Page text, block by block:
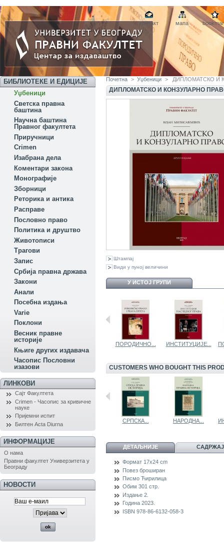
контакт мапа
БИБЛИОТЕКЕ И ЕДИЦИЈЕ
Уџбеници
Светска правна
баштина
Научна баштина
Правног факултета
Приручници
Crimen
Изабрана дела
Коментари закона
Монографије
Зборници
Реторика и антика
Расправе
Пословно право
Политика и друштво
Животописи
Трагови
Запис
Србија правна држава
Закони
Aнали
Посебна издања
Variе
Поклони
Весник правне
историје
Књиге других издавача
Часопис Пословни
изазови
ЛИНКОВИ
Сајт Факултета
Crimen - Часопис за кривичне
науке
Пријемни испит
Билтен Acta Diurna
ИНФОРМАЦИЈЕ
О нама
Правни факултет Универзитета у
Београду
НОВОСТИ
Почетна > Уџбеници > ДИПЛОМАТСКО И
ДИПЛОМАТСКО И КОНЗУЛАРНО
Штампај
Види у пуној величини
У ИСТОЈ ГРУПИ
ЕКОНОМИЈА ЗА... ПОРОДИЧНО... ИНСТИТУЦИЈЕ...
CUSTOMERS WHO BOUGHT THIS
СТУДИЈЕ РОДА СРПСКА... НАРОДНА...
ДЕТАЉНИЈЕ САДРЖАЈ
Формат 17x24 cm
Повез броширан
Писмо Ћирилица
Обим 301 стр.
Издање 2.
Година 2023.
ISBN 978-86-6132-058-3